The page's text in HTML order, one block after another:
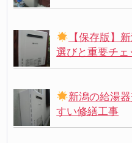
【保存版】
選びと重要チェ
新潟の給湯
すい修繕工事